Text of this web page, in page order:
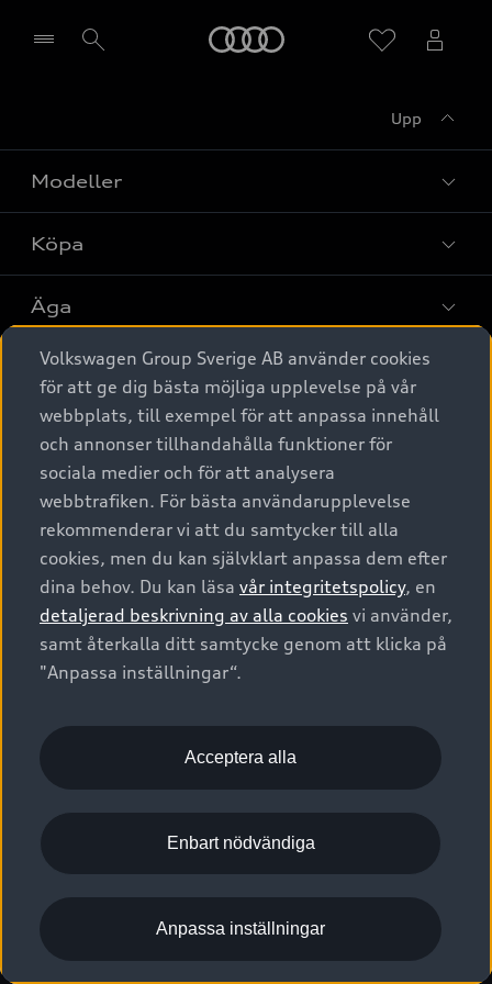
Upp
Modeller
Alla modeller
Elbilar
A6 modellerna
SUV
Avant
Audi Sport
Köpa
Privaterbjudanden
Privatleasing
Nya bilar i lager
Begagnade bilar i lager
Audi approved :plus - så gott som nya
Finansiering
Audi exclusive
Provkörning
Äga
Service & tillbehör
Audi digital services
Originaltillbehör - köp online
Garantier
Försäkring
Digitala manualer för din Audi
Audi Collection – livsstilsartiklar
Vanliga frågor
2G/3G nätet stängs ned - Hur påverkas min bil av detta?
Tjänstebil
Tjänstebil
Business lease online
Företagsleasing
Om Audi Sverige
Kontakta oss
Audi Återförsäljare/-serviceverkstad
myAudi
Pressmeddelanden
Nyhetsbrev
Vårt hållbarhetsarbete
Lediga tjänster huvudkontor
Lediga tjänster hos Audi Återförsäljare
Kommentar till mediauppgifter om dataläcka
© 2026 AUDI SVERIGE. All Rights Reserved.
Utgivare Juridiskt
Juridiskt Audi AG
Juridiskt Audi Digital Giveaway
Anpassa inställningar för cookies
Visselblåsarkanaler
Volkswagen Group Sverige AB använder cookies
för att ge dig bästa möjliga upplevelse på vår
webbplats, till exempel för att anpassa innehåll
och annonser tillhandahålla funktioner för
sociala medier och för att analysera
webbtrafiken. För bästa användarupplevelse
rekommenderar vi att du samtycker till alla
cookies, men du kan självklart anpassa dem efter
dina behov. Du kan läsa vår integritetspolicy, en
detaljerad beskrivning av alla cookies vi använder,
samt återkalla ditt samtycke genom att klicka på
"Anpassa inställningar“.
Acceptera alla
Enbart nödvändiga
Anpassa inställningar